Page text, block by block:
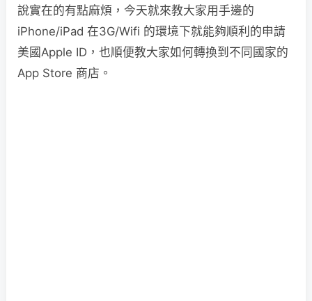
說實在的有點麻煩，今天就來教大家用手邊的
iPhone/iPad 在3G/Wifi 的環境下就能夠順利的申請
美國Apple ID，也順便教大家如何轉換到不同國家的
App Store 商店。